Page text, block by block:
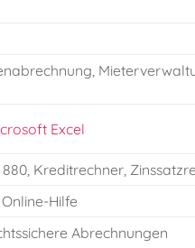
Excel
880, Kreditrechner,
Hilfe
Abrechnungen